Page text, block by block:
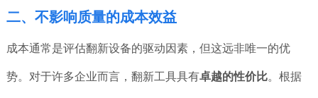
二、不影响质量的成本效益
成本通常是评估翻新设备的驱动因素，但这远非唯一的优
势。对于许多企业而言，翻新工具具有卓越的性价比。根据